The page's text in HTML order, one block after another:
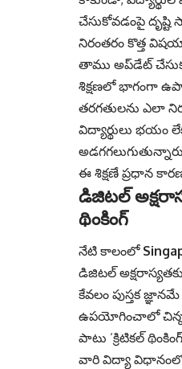
చేసుకోవడంపై
నిరంతరం కొత్త
తాము అప్‌డేట్
శిక్షణలో భాగంగా
తరగతులను ఎలా
విద్యార్థులు భయం
ఈ శిక్షణే ప్రధాన
డిజిటల్
థింకింగ్
నేటి కాలంలో
డిజిటల్
కేవలం పుస్తక
ఉపయోగించాలో
పాటు ‘క్రిటికల్
వారి విద్యా విధానంలో